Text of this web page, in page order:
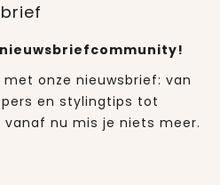
onze nieuwsbrief: van
en stylingtips tot
nu mis je niets meer.